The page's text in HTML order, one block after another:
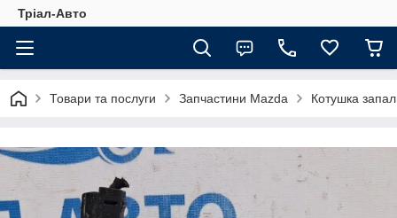
Тріал-Авто
Товари та послуги Запчастини Mazda Котушка